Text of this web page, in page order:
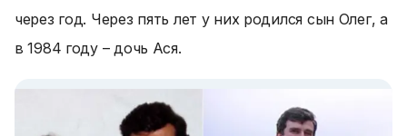
через год. Через пять лет у них родился сын Олег, а
в 1984 году – дочь Ася.